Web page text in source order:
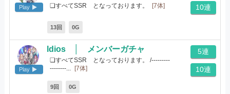
Play ❏すべてSSR となっております。 [7体]
13回 0G
10連
Play
ldios │ メンバーガチャ
❏すべてSSR となっております。 /---------
--------...
[7体]
9回 0G
5連
10連